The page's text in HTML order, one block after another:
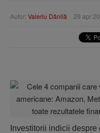
Autor: Valeriu Dănilă 29 apr
Investitorii indicii